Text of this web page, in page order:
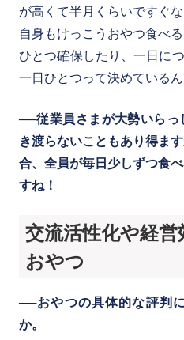
が高くて半月くらいですぐ
自身もけっこうおやつ食べ
ひとつ確保したり、一日に
一日ひとつって決めているん
──従業員さまが大勢いら
き渡らないこともあり得ま
合、全員が毎日少しずつ食
すね！
交流活性化や経
おやつ
──おやつの具体的な評判
か。